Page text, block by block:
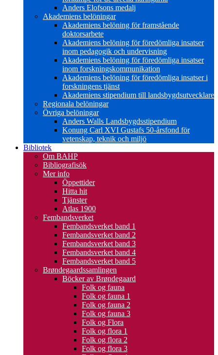
Anders Elofsons medalj
Akademiens belöningar
Akademiens belöning för framstående
doktorsarbete
Akademiens belöning för föredömliga insatser
inom pedagogik och undervisning
Akademiens belöning för föredömliga insatser
inom forskningskommunikation
Akademiens belöning för föredömliga insatser i
forskningens tjänst
Akademiens stipendium till landsbygdsutvecklare
Regionala belöningar
Övriga belöningar
Anders Walls Landsbygdsstipendium
Konung Carl XVI Gustafs 50-årsfond för
vetenskap, teknik och miljö
Bibliotek
Om BAHP
Bibliografisök
Mer info
Öppettider
Hitta hit
Tjänster
Atlas 1900
Fembandsverket
Fembandsverket band 1
Fembandsverket band 2
Fembandsverket band 3
Fembandsverket band 4
Fembandsverket band 5
Brøndegaardssamlingen
Böcker av Brøndegaard
Folk og fauna
Folk og fauna 1
Folk og fauna 2
Folk og fauna 3
Folk og Flora
Folk og flora 1
Folk og flora 2
Folk og flora 3